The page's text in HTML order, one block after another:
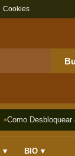
Cookies
Como Desbloquear
▾ BIO ▾